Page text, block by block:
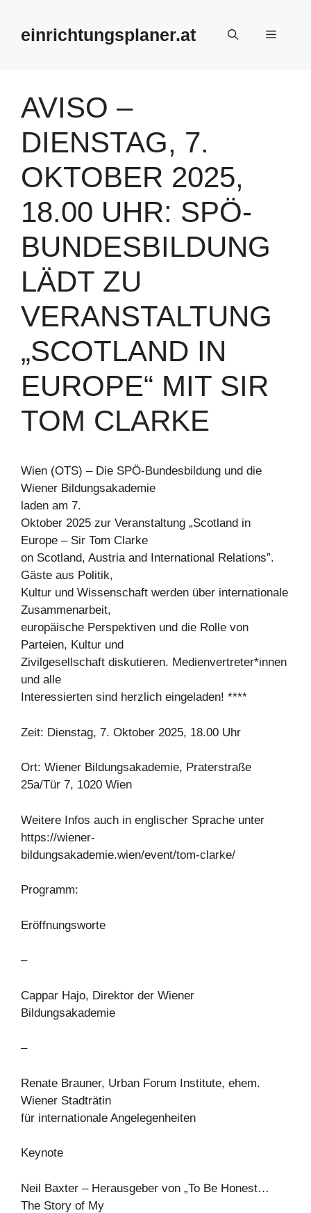
springeneinrichtungsplaner.at Menü
AVISO –
DIENSTAG, 7.
OKTOBER 2025,
18.00 UHR: SPÖ-
BUNDESBILDUNG
LÄDT ZU
VERANSTALTUNG
„SCOTLAND IN
EUROPE“ MIT SIR
TOM CLARKE
Wien (OTS) – Die SPÖ-Bundesbildung und die
Wiener Bildungsakademie
laden am 7.
Oktober 2025 zur Veranstaltung „Scotland in
Europe – Sir Tom Clarke
on Scotland, Austria and International Relations”.
Gäste aus Politik,
Kultur und Wissenschaft werden über internationale
Zusammenarbeit,
europäische Perspektiven und die Rolle von
Parteien, Kultur und
Zivilgesellschaft diskutieren. Medienvertreter*innen
und alle
Interessierten sind herzlich eingeladen! ****
Zeit: Dienstag, 7. Oktober 2025, 18.00 Uhr
Ort: Wiener Bildungsakademie, Praterstraße
25a/Tür 7, 1020 Wien
Weitere Infos auch in englischer Sprache unter
https://wiener-
bildungsakademie.wien/event/tom-clarke/
Programm:
Eröffnungsworte
–
Cappar Hajo, Direktor der Wiener
Bildungsakademie
–
Renate Brauner, Urban Forum Institute, ehem.
Wiener Stadträtin
für internationale Angelegenheiten
Keynote
Neil Baxter – Herausgeber von „To Be Honest…
The Story of My